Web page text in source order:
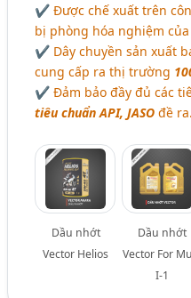
✔ Được chế xuất trên
bị phòng hóa nghiệm
✔ Dây chuyền sản xuất
cung cấp ra thị trường
✔ Đảm bảo đầy đủ các
tiêu chuẩn API, JASO đề ra.
Dầu nhớt
Vector Helios
Dầu nhớt
Vector For
I-1